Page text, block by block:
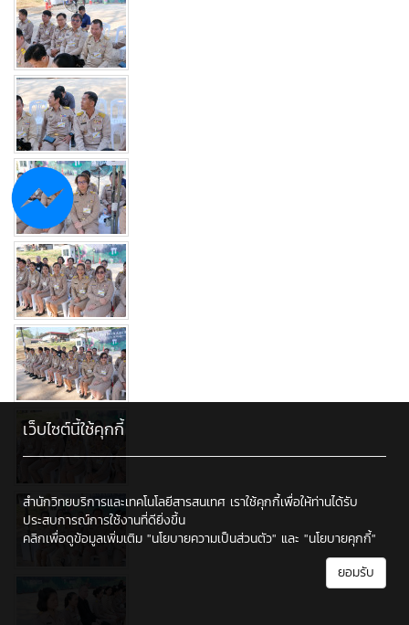
เว็บไซต์นี้ใช้คุกกี้
สำนักวิทยบริการและเทคโนโลยีสารสนเทศ เราใช้คุกกี้เพื่อให้ท่านได้รับ
ประสบการณ์การใช้งานที่ดียิ่งขึ้น
คลิกเพื่อดูข้อมูลเพิ่มเติม "นโยบายความเป็นส่วนตัว" และ "นโยบายคุกกี้"
ยอมรับ